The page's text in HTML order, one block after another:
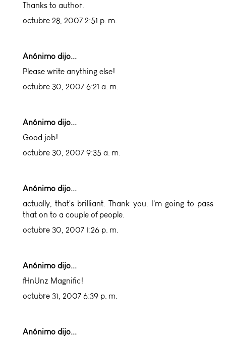
Thanks to author.
octubre 28, 2007 2:51 p. m.
Anónimo dijo...
Please write anything else!
octubre 30, 2007 6:21 a. m.
Anónimo dijo...
Good job!
octubre 30, 2007 9:35 a. m.
Anónimo dijo...
actually, that's brilliant. Thank you. I'm going to pass
that on to a couple of people.
octubre 30, 2007 1:26 p. m.
Anónimo dijo...
fHnUnz Magnific!
octubre 31, 2007 6:39 p. m.
Anónimo dijo...